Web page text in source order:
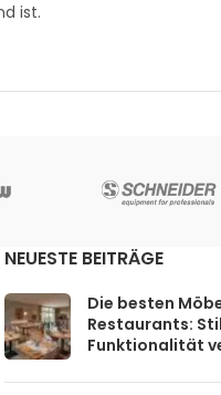
ist.
NEUESTE BEITRÄGE
Die besten
Restaurants:
Funktionalität